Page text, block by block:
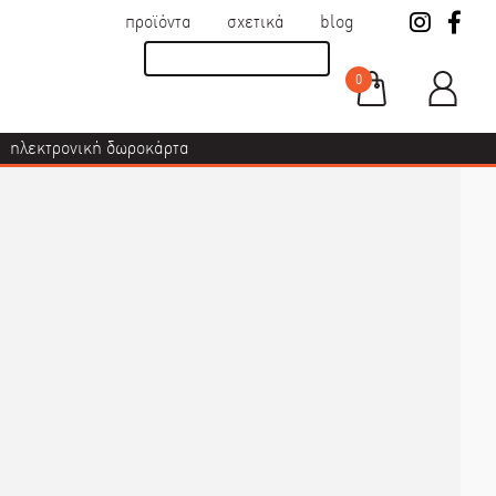
προϊόντα σχετικά blog
0
ηλεκτρονική δωροκάρτα